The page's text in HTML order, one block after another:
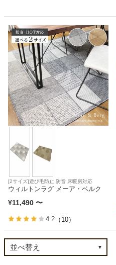
ベッド
収納家具
学習机
ホームオフィス
こたつ
寝具
[2サイズ]遊び毛防止 防音 床暖房対応
ウィルトンラグ メーア・ベルク
¥11,490 〜
4.2 （10）